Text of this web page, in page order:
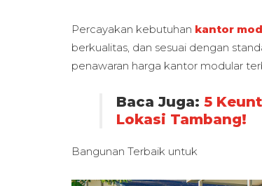
Percayakan kebutuhan kantor
berkualitas, dan sesuai dengan
penawaran harga kantor modular
Baca Juga: 5
Lokasi Tambang!
Bangunan Terbaik untuk